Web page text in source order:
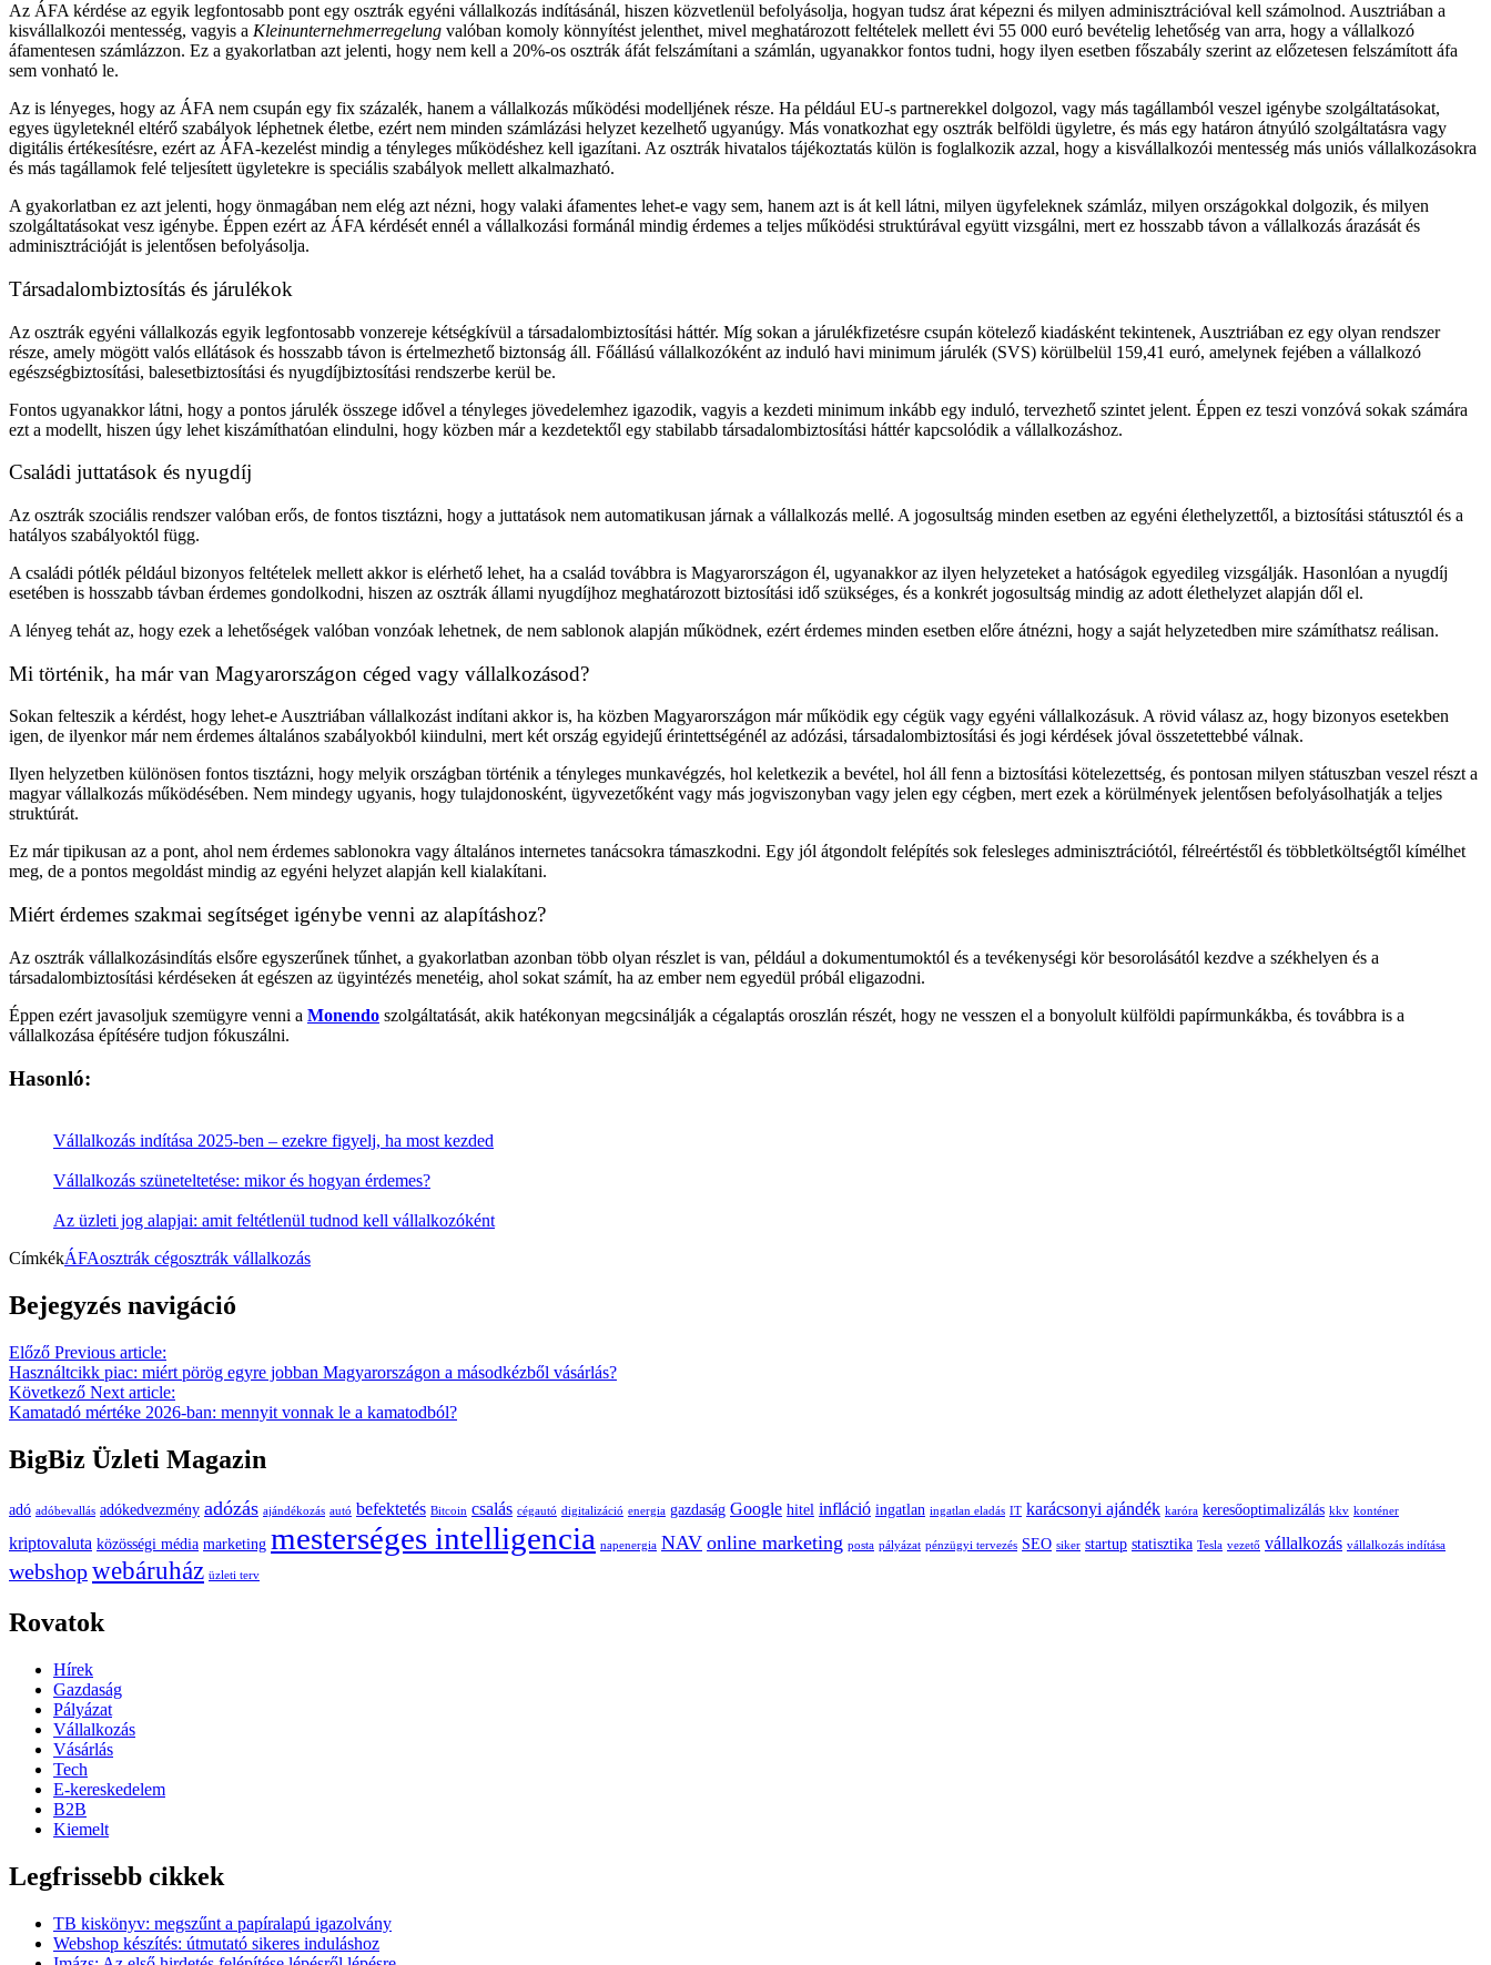
Az ÁFA kérdése az egyik legfontosabb pont egy osztrák egyéni vállalkozás indításánál, hiszen közvetlenül befolyásolja, hogyan tudsz árat képezni és milyen adminisztrációval kell számolnod. Ausztriában a
kisvállalkozói mentesség, vagyis a Kleinunternehmerregelung valóban komoly könnyítést jelenthet, mivel meghatározott feltételek mellett évi 55 000 euró bevételig lehetőség van arra, hogy a vállalkozó
áfamentesen számlázzon. Ez a gyakorlatban azt jelenti, hogy nem kell a 20%-os osztrák áfát felszámítani a számlán, ugyanakkor fontos tudni, hogy ilyen esetben főszabály szerint az előzetesen felszámított áfa
sem vonható le.
Az is lényeges, hogy az ÁFA nem csupán egy fix százalék, hanem a vállalkozás működési modelljének része. Ha például EU-s partnerekkel dolgozol, vagy más tagállamból veszel igénybe szolgáltatásokat,
egyes ügyleteknél eltérő szabályok léphetnek életbe, ezért nem minden számlázási helyzet kezelhető ugyanúgy. Más vonatkozhat egy osztrák belföldi ügyletre, és más egy határon átnyúló szolgáltatásra vagy
digitális értékesítésre, ezért az ÁFA-kezelést mindig a tényleges működéshez kell igazítani. Az osztrák hivatalos tájékoztatás külön is foglalkozik azzal, hogy a kisvállalkozói mentesség más uniós vállalkozásokra
és más tagállamok felé teljesített ügyletekre is speciális szabályok mellett alkalmazható.
A gyakorlatban ez azt jelenti, hogy önmagában nem elég azt nézni, hogy valaki áfamentes lehet-e vagy sem, hanem azt is át kell látni, milyen ügyfeleknek számláz, milyen országokkal dolgozik, és milyen
szolgáltatásokat vesz igénybe. Éppen ezért az ÁFA kérdését ennél a vállalkozási formánál mindig érdemes a teljes működési struktúrával együtt vizsgálni, mert ez hosszabb távon a vállalkozás árazását és
adminisztrációját is jelentősen befolyásolja.
Társadalombiztosítás és járulékok
Az osztrák egyéni vállalkozás egyik legfontosabb vonzereje kétségkívül a társadalombiztosítási háttér. Míg sokan a járulékfizetésre csupán kötelező kiadásként tekintenek, Ausztriában ez egy olyan rendszer
része, amely mögött valós ellátások és hosszabb távon is értelmezhető biztonság áll. Főállású vállalkozóként az induló havi minimum járulék (SVS) körülbelül 159,41 euró, amelynek fejében a vállalkozó
egészségbiztosítási, balesetbiztosítási és nyugdíjbiztosítási rendszerbe kerül be.
Fontos ugyanakkor látni, hogy a pontos járulék összege idővel a tényleges jövedelemhez igazodik, vagyis a kezdeti minimum inkább egy induló, tervezhető szintet jelent. Éppen ez teszi vonzóvá sokak számára
ezt a modellt, hiszen úgy lehet kiszámíthatóan elindulni, hogy közben már a kezdetektől egy stabilabb társadalombiztosítási háttér kapcsolódik a vállalkozáshoz.
Családi juttatások és nyugdíj
Az osztrák szociális rendszer valóban erős, de fontos tisztázni, hogy a juttatások nem automatikusan járnak a vállalkozás mellé. A jogosultság minden esetben az egyéni élethelyzettől, a biztosítási státusztól és a
hatályos szabályoktól függ.
A családi pótlék például bizonyos feltételek mellett akkor is elérhető lehet, ha a család továbbra is Magyarországon él, ugyanakkor az ilyen helyzeteket a hatóságok egyedileg vizsgálják. Hasonlóan a nyugdíj
esetében is hosszabb távban érdemes gondolkodni, hiszen az osztrák állami nyugdíjhoz meghatározott biztosítási idő szükséges, és a konkrét jogosultság mindig az adott élethelyzet alapján dől el.
A lényeg tehát az, hogy ezek a lehetőségek valóban vonzóak lehetnek, de nem sablonok alapján működnek, ezért érdemes minden esetben előre átnézni, hogy a saját helyzetedben mire számíthatsz reálisan.
Mi történik, ha már van Magyarországon céged vagy vállalkozásod?
Sokan felteszik a kérdést, hogy lehet-e Ausztriában vállalkozást indítani akkor is, ha közben Magyarországon már működik egy cégük vagy egyéni vállalkozásuk. A rövid válasz az, hogy bizonyos esetekben
igen, de ilyenkor már nem érdemes általános szabályokból kiindulni, mert két ország egyidejű érintettségénél az adózási, társadalombiztosítási és jogi kérdések jóval összetettebbé válnak.
Ilyen helyzetben különösen fontos tisztázni, hogy melyik országban történik a tényleges munkavégzés, hol keletkezik a bevétel, hol áll fenn a biztosítási kötelezettség, és pontosan milyen státuszban veszel részt a
magyar vállalkozás működésében. Nem mindegy ugyanis, hogy tulajdonosként, ügyvezetőként vagy más jogviszonyban vagy jelen egy cégben, mert ezek a körülmények jelentősen befolyásolhatják a teljes
struktúrát.
Ez már tipikusan az a pont, ahol nem érdemes sablonokra vagy általános internetes tanácsokra támaszkodni. Egy jól átgondolt felépítés sok felesleges adminisztrációtól, félreértéstől és többletköltségtől kímélhet
meg, de a pontos megoldást mindig az egyéni helyzet alapján kell kialakítani.
Miért érdemes szakmai segítséget igénybe venni az alapításhoz?
Az osztrák vállalkozásindítás elsőre egyszerűnek tűnhet, a gyakorlatban azonban több olyan részlet is van, például a dokumentumoktól és a tevékenységi kör besorolásától kezdve a székhelyen és a
társadalombiztosítási kérdéseken át egészen az ügyintézés menetéig, ahol sokat számít, ha az ember nem egyedül próbál eligazodni.
Éppen ezért javasoljuk szemügyre venni a Monendo szolgáltatását, akik hatékonyan megcsinálják a cégalaptás oroszlán részét, hogy ne vesszen el a bonyolult külföldi papírmunkákba, és továbbra is a
vállalkozása építésére tudjon fókuszálni.
Hasonló:
Vállalkozás indítása 2025-ben – ezekre figyelj, ha most kezded
Vállalkozás szüneteltetése: mikor és hogyan érdemes?
Az üzleti jog alapjai: amit feltétlenül tudnod kell vállalkozóként
CímkékÁFAosztrák cégosztrák vállalkozás
Bejegyzés navigáció
Előző Previous article:
Használtcikk piac: miért pörög egyre jobban Magyarországon a másodkézből vásárlás?
Következő Next article:
Kamatadó mértéke 2026-ban: mennyit vonnak le a kamatodból?
BigBiz Üzleti Magazin
adó adóbevallás adókedvezmény adózás ajándékozás autó befektetés Bitcoin csalás cégautó digitalizáció energia gazdaság Google hitel infláció ingatlan ingatlan eladás IT karácsonyi ajándék karóra keresőoptimalizálás kkv konténer
kriptovaluta közösségi média marketing mesterséges intelligencia napenergia NAV online marketing posta pályázat pénzügyi tervezés SEO siker startup statisztika Tesla vezető vállalkozás vállalkozás indítása
webshopwebáruház üzleti terv
Rovatok
Hírek
Gazdaság
Pályázat
Vállalkozás
Vásárlás
Tech
E-kereskedelem
B2B
Kiemelt
Legfrissebb cikkek
TB kiskönyv: megszűnt a papíralapú igazolvány
Webshop készítés: útmutató sikeres induláshoz